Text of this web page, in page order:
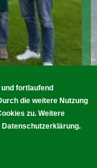
weiterlesen
fortlaufend
die weitere Nutzung
zu. Weitere
Datenschutzerklärung.